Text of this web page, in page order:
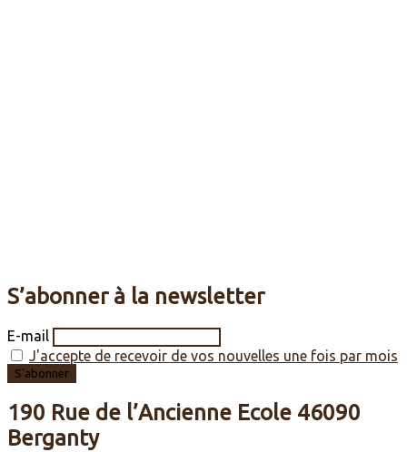
S’abonner à la newsletter
E-mail
J'accepte de recevoir de vos nouvelles une fois par mois
190 Rue de l’Ancienne Ecole 46090
Berganty